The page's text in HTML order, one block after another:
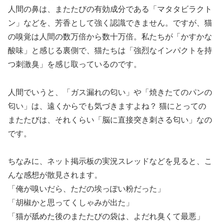
人間の鼻は、またたびの有効成分である「マタタビラクト
ン」などを、芳香として強く認識できません。ですが、猫
の嗅覚は人間の数万倍から数十万倍。私たちが「かすかな
酸味」と感じる裏側で、猫たちは「強烈なインパクトを持
つ刺激臭」を感じ取っているのです。
人間でいうと、「ガス漏れの匂い」や「焼きたてのパンの
匂い」は、遠くからでも気づきますよね？ 猫にとっての
またたびは、それくらい「脳に直接突き刺さる匂い」なの
です。
ちなみに、ネット掲示板の実況スレッドなどを見ると、こ
んな感想が散見されます。
「俺が嗅いだら、ただの埃っぽい粉だった」
「胡椒かと思ってくしゃみが出た」
「猫が舐めた後のまたたびの袋は、よだれ臭くて最悪」